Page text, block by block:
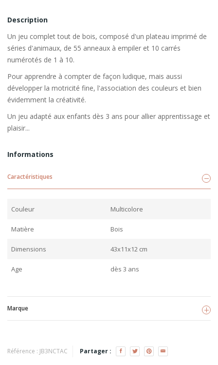
Description
Un jeu complet tout de bois, composé d'un plateau imprimé de
séries d'animaux, de 55 anneaux à empiler et 10 carrés
numérotés de 1 à 10.
Pour apprendre à compter de façon ludique, mais aussi
développer la motricité fine, l'association des couleurs et bien
évidemment la créativité.
Un jeu adapté aux enfants dès 3 ans pour allier apprentissage et
plaisir...
Informations
Caractéristiques
Couleur Multicolore
Matière Bois
Dimensions 43x11x12 cm
Age dès 3 ans
Marque
Voir les produits
Référence : JB3NCTAC Partager :